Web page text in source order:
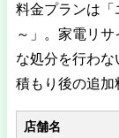
料金プランは「
～」。家電リ
な処分を行わ
積もり後の追加
店舗名